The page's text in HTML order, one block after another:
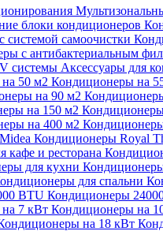
блоки кондиционеров
самоочистки
с антибактериальным
системы Аксессуары для
50 м2 Кондиционеры на
на 90 м2
на 150 м2
на 400 м2
Кондиционеры Royal
кафе и ресторана
для кухни
для спальни
BTU Кондиционеры
7 кВт Кондиционеры на
на 18 кВт